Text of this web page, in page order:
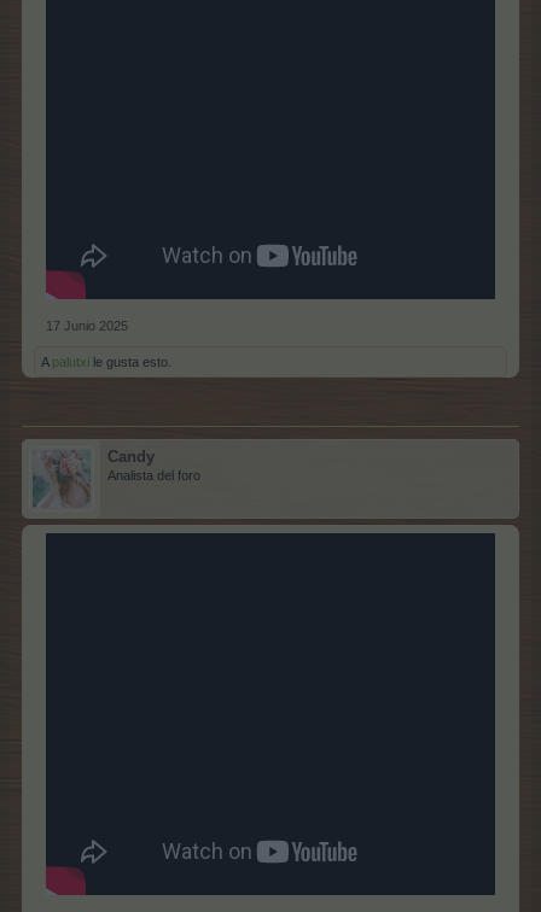
17 Junio 2025
A palutxi le gusta esto.
Candy
Analista del foro